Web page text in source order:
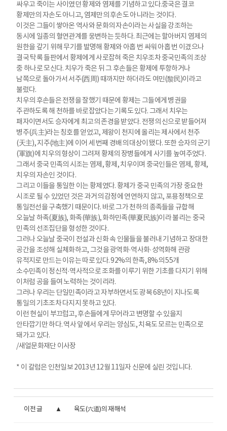
싸우고 죽이는 사이였던 황제와 염제를 기념하고 있다.중국은 결코
황제만의 자손도 아니고, 염제만의 후손도 아니라는 것이다.
이것은 그들이 쌓아온 역사와 문화의 자손이라는 사실을 강조하는
동시에 일종의 혈연관계를 웅변하는 듯하다. 최근에는 할아버지 염제의
원한을 갚기 위해 무기를 발명해 황제와 아홉 번 싸워 아홉 번 이겼으나
결국 탁록 들판에서 황제에게 사로잡혀 죽은 치우조차 중국민족의 조상
중 하나로 모신다. 치우가 죽은 뒤 그 후손들은 황제에 투항하거나
남쪽으로 돌아가서 서주(西周) 때까지만 하더라도 여민(黎民)이라고
불렀다.
치우의 후손들은 전쟁을 잘했기 때문에 황제는 그들에게 병권을
주관하도록 해 천하를 바로잡았다는 기록도 있다. 그래서 치우는
패자이면서도 승자에게 최고의 존경을 받았다. 전쟁의 신으로 받들어져
병주(兵主)라는 칭호를 얻었고, 제왕이 천지에 올리는 제사에서 천주
(天主), 지주(地主)에 이어 세 번째 경배의 대상이 됐다. 또한 승자의 군기
(軍旗)에 치우의 형상이 그려져 황제의 장병들에게 사기를 높여주었다.
그래서 중국 민족의 시조는 염제, 황제, 치우이며 중국인들은 염제, 황제,
치우의 자손인 것이다.
그리고 이들을 통일한 이는 황제였다. 황제가 중국 민족의 가장 중요한
시조로 될 수 있었던 것은 과거의 감정에 연연하지 않고, 포용정책으로
통일전선을 구축했기 때문이다. 바로 그가 천하의 종족들을 규합해
오늘날 하족(夏族), 화족(華族), 화하민족(華夏民族)이라 불리는 중국
민족의 선조집단을 형성한 것이다.
그러나 오늘날 중국이 전설과 신화 속 인물들을 불러내 기념하고 장대한
공간을 조성해 실체화하고, 그것을 광역화·역사화·성역화해 관광
유적지로 만드는 이유는 따로 있다. 92%의 한족, 8%의 55개
소수민족이 정신적·역사적으로 조화를 이루기 위한 기초를 다지기 위해
이처럼 공을 들여 노력하는 것이리라.
그러나 우리는 단일민족이라고 자부하면서도 광복 68년이 지나도록
통일의 기초조차 다지지 못하고 있다.
이런 현실이 부끄럽고, 후손들에게 무어라고 변명할 수 있을지
안타깝기만 하다. 역사 앞에서 우리는 양심도, 치욕도 모르는 민족으로
돼가고 있다.
/새얼문화재단 이사장
* 이 칼럼은 인천일보 2013년 12월 11일자 신문에 실린 것입니다.
이전 글 육도(六道)의 재해석